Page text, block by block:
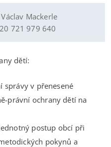
Mackerle
721 979 640
dětí:
v přenesené
právní ochrany dětí na
postup obcí při
pokynů a